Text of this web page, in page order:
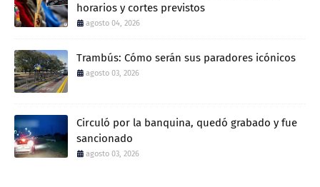
horarios y cortes previstos
agosto 04, 2026
Trambús: Cómo serán sus paradores icónicos
agosto 03, 2026
Circuló por la banquina, quedó grabado y fue
sancionado
agosto 03, 2026